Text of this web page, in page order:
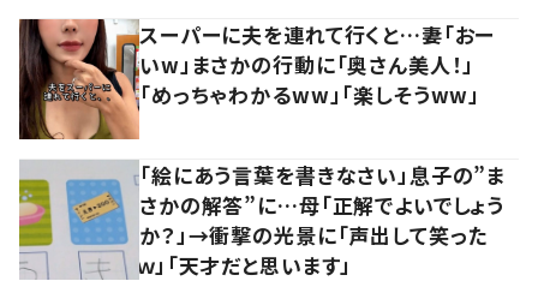
スーパーに夫を連れて行くと…妻「おー
いw」まさかの行動に「奥さん美人！」
「めっちゃわかるww」「楽しそうww」
「絵にあう言葉を書きなさい」息子の”ま
さかの解答”に…母「正解でよいでしょう
か？」→衝撃の光景に「声出して笑った
ｗ」「天才だと思います」